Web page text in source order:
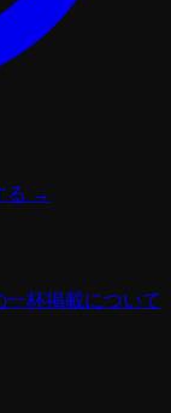
る →
一杯掲載について